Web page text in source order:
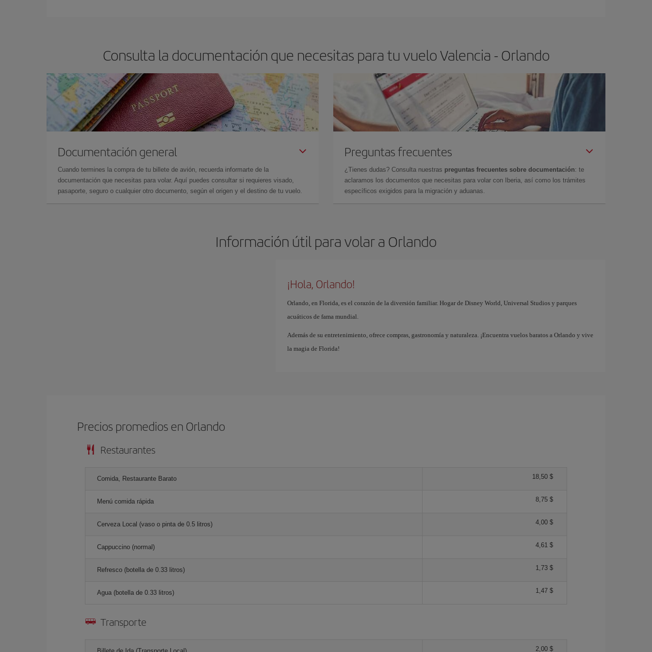
Consulta la documentación que necesitas para tu vuelo Valencia - Orlando
Documentación general
Cuando termines la compra de tu billete de avión, recuerda informarte de la
documentación que necesitas para volar. Aquí puedes consultar si requieres visado,
pasaporte, seguro o cualquier otro documento, según el origen y el destino de tu vuelo.
Preguntas frecuentes
¿Tienes dudas? Consulta nuestras preguntas frecuentes sobre documentación: te
aclaramos los documentos que necesitas para volar con Iberia, así como los trámites
específicos exigidos para la migración y aduanas.
Información útil para volar a Orlando
¡Hola, Orlando!
Orlando, en Florida, es el corazón de la diversión familiar. Hogar de Disney World, Universal Studios y parques
acuáticos de fama mundial.
Además de su entretenimiento, ofrece compras, gastronomía y naturaleza. ¡Encuentra vuelos baratos a Orlando y vive
la magia de Florida!
Precios promedios en Orlando
Restaurantes
Comida, Restaurante Barato 18,50 $
Menú comida rápida 8,75 $
Cerveza Local (vaso o pinta de 0.5 litros) 4,00 $
Cappuccino (normal) 4,61 $
Refresco (botella de 0.33 litros) 1,73 $
Agua (botella de 0.33 litros) 1,47 $
Transporte
2,00 $